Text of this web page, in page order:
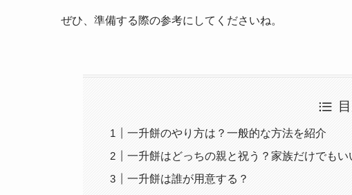
ぜひ、準備する際の参考にしてくださいね。
一升餅のやり方は？一般的な方法を紹介
一升餅はどっちの親と祝う？家族だけでもい
一升餅は誰が用意する？